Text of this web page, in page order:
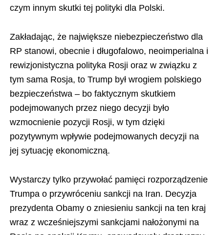
czym innym skutki tej polityki dla Polski.
Zakładając, że największe niebezpieczeństwo dla
RP stanowi, obecnie i długofalowo, neoimperialna i
rewizjonistyczna polityka Rosji oraz w związku z
tym sama Rosja, to Trump był wrogiem polskiego
bezpieczeństwa – bo faktycznym skutkiem
podejmowanych przez niego decyzji było
wzmocnienie pozycji Rosji, w tym dzięki
pozytywnym wpływie podejmowanych decyzji na
jej sytuację ekonomiczną.
Wystarczy tylko przywołać pamięci rozporządzenie
Trumpa o przywróceniu sankcji na Iran. Decyzja
prezydenta Obamy o zniesieniu sankcji na ten kraj
wraz z wcześniejszymi sankcjami nałożonymi na